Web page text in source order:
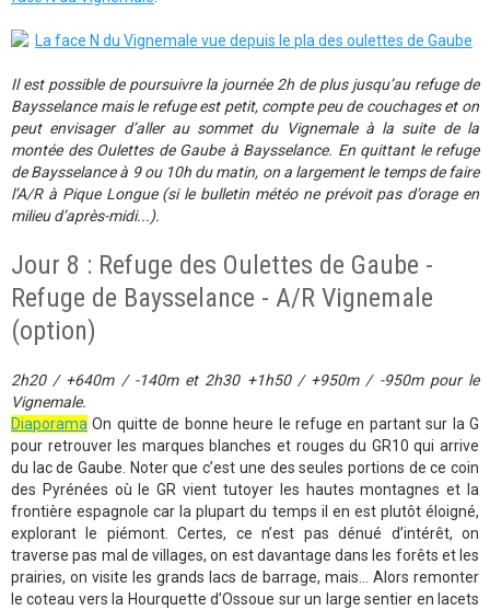
Il est possible de poursuivre la journée 2h de plus jusqu’au refuge de
Baysselance mais le refuge est petit, compte peu de couchages et on
peut envisager d’aller au sommet du Vignemale à la suite de la
montée des Oulettes de Gaube à Baysselance. En quittant le refuge
de Baysselance à 9 ou 10h du matin, on a largement le temps de faire
l’A/R à Pique Longue (si le bulletin météo ne prévoit pas d’orage en
milieu d’après-midi...).
Jour 8 : Refuge des Oulettes de Gaube -
Refuge de Baysselance - A/R Vignemale
(option)
2h20 / +640m / -140m et 2h30 +1h50 / +950m / -950m pour le
Vignemale.
Diaporama On quitte de bonne heure le refuge en partant sur la G
pour retrouver les marques blanches et rouges du GR10 qui arrive
du lac de Gaube. Noter que c’est une des seules portions de ce coin
des Pyrénées où le GR vient tutoyer les hautes montagnes et la
frontière espagnole car la plupart du temps il en est plutôt éloigné,
explorant le piémont. Certes, ce n’est pas dénué d’intérêt, on
traverse pas mal de villages, on est davantage dans les forêts et les
prairies, on visite les grands lacs de barrage, mais... Alors remonter
le coteau vers la Hourquette d’Ossoue sur un large sentier en lacets